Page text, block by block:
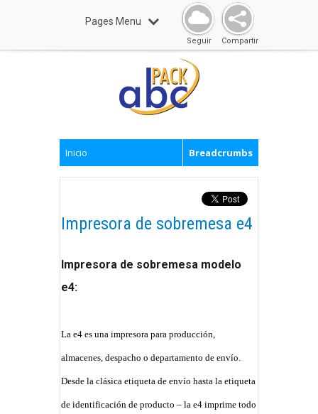
Pages Menu
Compartir
Seguir
Inicio Breadcrumbs
Impresora de sobremesa e4
Impresora de sobremesa modelo
e4:
La e4 es una impresora para producción,
almacenes, despacho o departamento de envío.
Desde la clásica etiqueta de envío hasta la etiqueta
de identificación de producto – la e4 imprime todo